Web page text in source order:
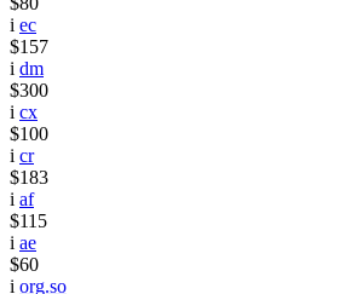
i ec
$157
i dm
$300
i cx
$100
i cr
$183
i af
$115
i ae
$60
i org.so